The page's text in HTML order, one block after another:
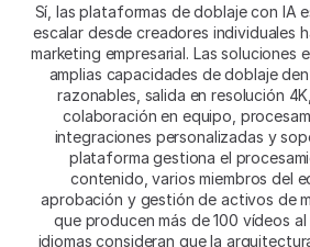
Sí, las plataformas de doblaje con IA
escalar desde creadores individuales
marketing empresarial. Las soluciones
amplias capacidades de doblaje
razonables, salida en resolución
colaboración en equipo,
integraciones personalizadas y
plataforma gestiona el
contenido, varios miembros del
aprobación y gestión de activos de
que producen más de 100 vídeos al
idiomas consideran que la